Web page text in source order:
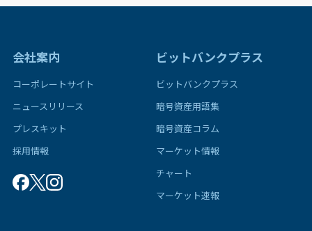
会社案内
コーポレートサイト
ニュースリリース
プレスキット
採用情報
ビットバンクプラス
ビットバンクプラス
暗号資産用語集
暗号資産コラム
マーケット情報
チャート
マーケット速報